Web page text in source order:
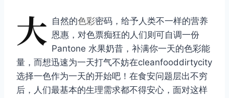
大 自然的色彩密码，给予人类不一样的营养
恩惠，对色票痴狂的人们则可自调一份
Pantone 水果奶昔，补满你一天的色彩能
量，而想迅速为一天打气不妨在cleanfooddirtycity
选择一色作为一天的开始吧！在食安问题层出不穷
后，人们最基本的生理需求都不得安心，面对这样